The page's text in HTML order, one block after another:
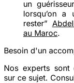
un
lorsqu’on
rester”
au Maroc.
Besoin d'un
Nos experts sont
sur ce sujet.